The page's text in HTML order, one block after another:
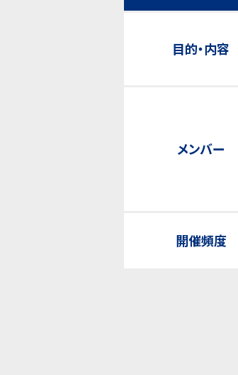
目的・内容
メンバー
開催頻度